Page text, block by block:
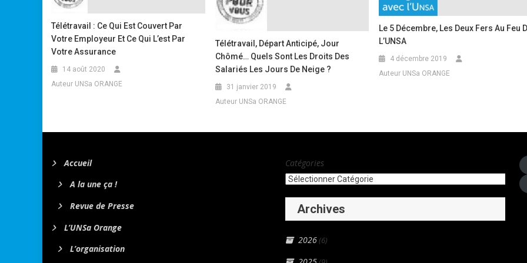
Télétravail : Ce Qui Est Couvert Par
Votre Employeur Et Ce Qui L’est Par
Votre Assurance
14 août 2020
Auteur UNSa ORANGE
Télétravail, Départ Anticipé, Jour
Chômé… Quels Sont Les Droits Des
Salariés Les Jours De Neige ?
31 janvier 2019
Auteur UNSa ORANGE
Le 5 Décembre, Les Deux Fers Au Feu
L’UNSA
4 décembre 2019
Auteur UNSa ORANGE
Accueil
A la une ça !
Revue de Presse
L’UNSa Orange
L’organisation
Catégories
Archives
2026(6)